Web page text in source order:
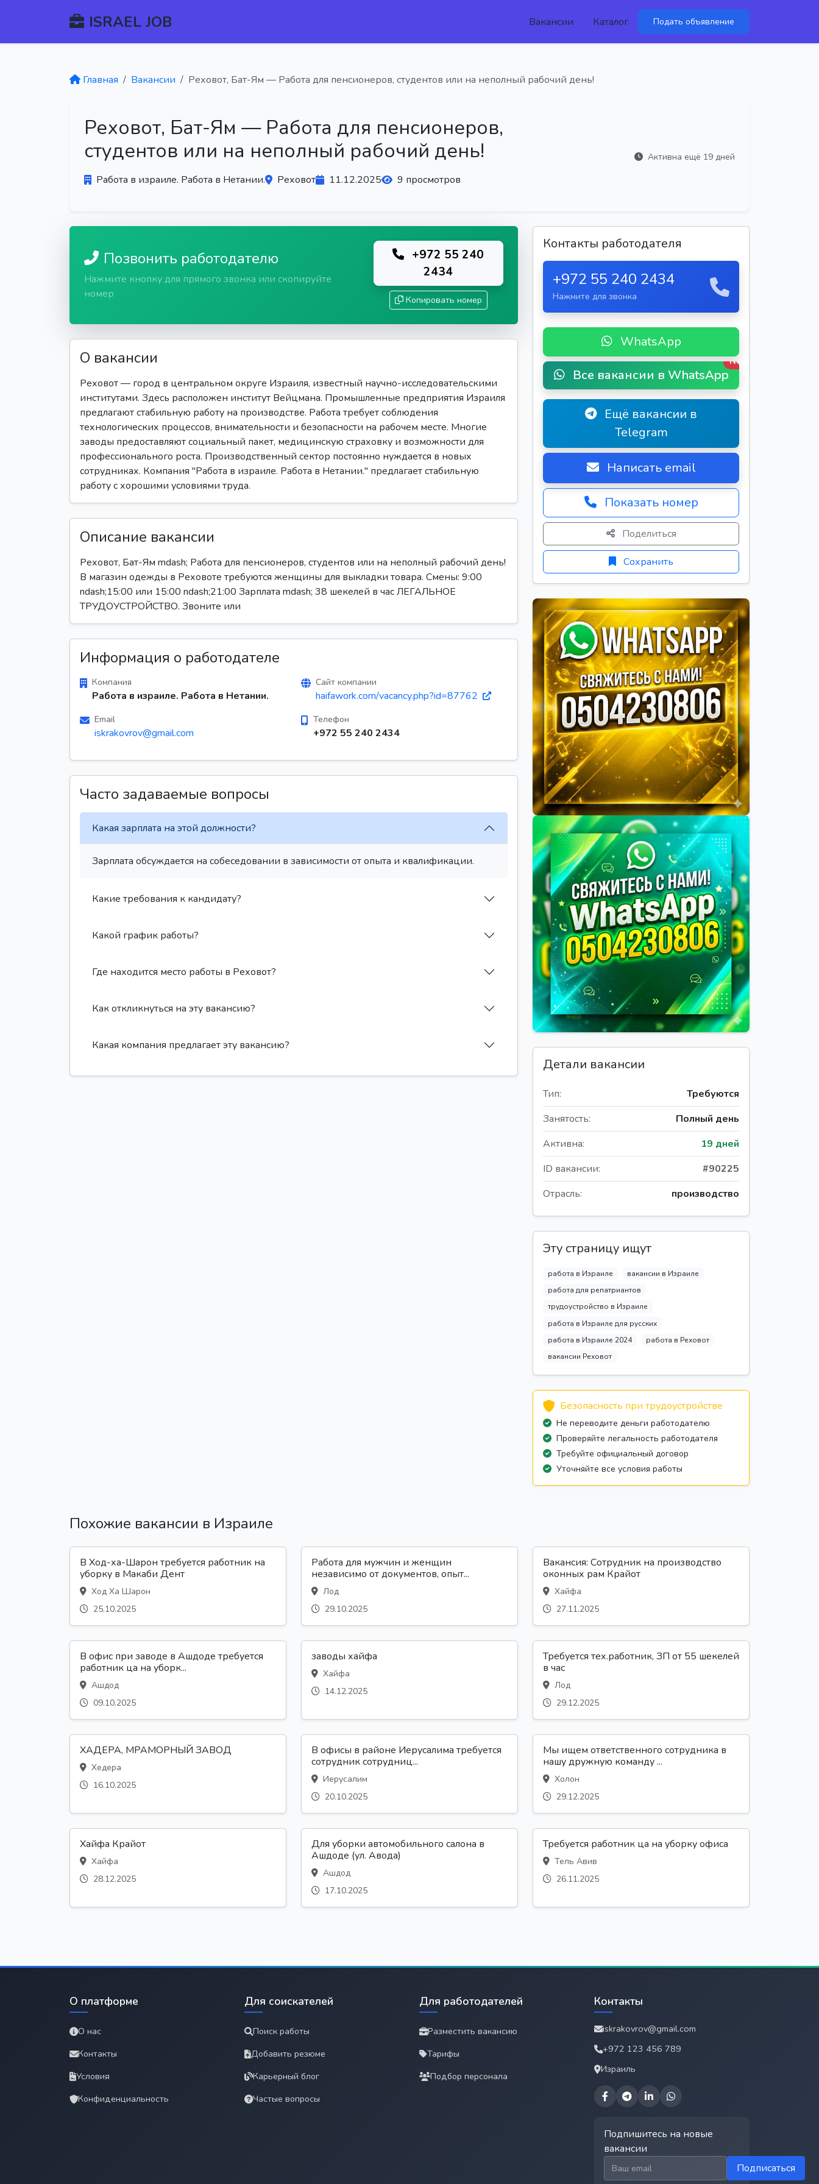
ISRAEL JOB Вакансии Каталог Подать объявление
Главная Вакансии Реховот, Бат-Ям — Работа для пенсионеров, студентов или на неполный рабочий день!
Реховот, Бат-Ям — Работа для пенсионеров,
студентов или на неполный рабочий день!
Работа в израиле. Работа в Нетании. Реховот 11.12.2025 9 просмотров
Активна ещё 19 дней
Позвонить работодателю
Нажмите кнопку для прямого звонка или скопируйте
номер
+972 55 240
2434
Копировать номер
О вакансии
Реховот — город в центральном округе Израиля, известный научно-исследовательскими
институтами. Здесь расположен институт Вейцмана. Промышленные предприятия Израиля
предлагают стабильную работу на производстве. Работа требует соблюдения
технологических процессов, внимательности и безопасности на рабочем месте. Многие
заводы предоставляют социальный пакет, медицинскую страховку и возможности для
профессионального роста. Производственный сектор постоянно нуждается в новых
сотрудниках. Компания "Работа в израиле. Работа в Нетании." предлагает стабильную
работу с хорошими условиями труда.
Описание вакансии
Реховот, Бат-Ям mdash; Работа для пенсионеров, студентов или на неполный рабочий день!
В магазин одежды в Реховоте требуются женщины для выкладки товара. Смены: 9:00
ndash;15:00 или 15:00 ndash;21:00 Зарплата mdash; 38 шекелей в час ЛЕГАЛЬНОЕ
ТРУДОУСТРОЙСТВО. Звоните или
Информация о работодателе
Компания
Работа в израиле. Работа в Нетании.
Сайт компании
haifawork.com/vacancy.php?id=87762
Email
iskrakovrov@gmail.com
Телефон
+972 55 240 2434
Часто задаваемые вопросы
Какая зарплата на этой должности?
Зарплата обсуждается на собеседовании в зависимости от опыта и квалификации.
Какие требования к кандидату?
Какой график работы?
Где находится место работы в Реховот?
Как откликнуться на эту вакансию?
Какая компания предлагает эту вакансию?
Контакты работодателя
+972 55 240 2434
Нажмите для звонка
WhatsApp
Все вакансии в WhatsApp
New
Ещё вакансии в
Telegram
Написать email
Показать номер
Поделиться
Сохранить
Детали вакансии
Тип:
Требуются
Занятость:
Полный день
Активна:
19 дней
ID вакансии:
#90225
Отрасль:
производство
Эту страницу ищут
работа в Израиле
вакансии в Израиле
работа для репатриантов
трудоустройство в Израиле
работа в Израиле для русских
работа в Израиле 2024
работа в Реховот
вакансии Реховот
Безопасность при трудоустройстве
Не переводите деньги работодателю
Проверяйте легальность работодателя
Требуйте официальный договор
Уточняйте все условия работы
Похожие вакансии в Израиле
В Ход-ха-Шарон требуется работник на
уборку в Макаби Дент
Ход Ха Шарон
25.10.2025
Работа для мужчин и женщин
независимо от документов, опыт...
Лод
29.10.2025
Вакансия: Сотрудник на производство
оконных рам Крайот
Хайфа
27.11.2025
В офис при заводе в Ашдоде требуется
работник ца на уборк...
Ашдод
09.10.2025
заводы хайфа
Хайфа
14.12.2025
Требуется тех.работник, ЗП от 55 шекелей
в час
Лод
29.12.2025
ХАДЕРА, МРАМОРНЫЙ ЗАВОД
Хедера
16.10.2025
В офисы в районе Иерусалима требуется
сотрудник сотрудниц...
Иерусалим
20.10.2025
Мы ищем ответственного сотрудника в
нашу дружную команду ...
Холон
29.12.2025
Хайфа Крайот
Хайфа
28.12.2025
Для уборки автомобильного салона в
Ашдоде (ул. Авода)
Ашдод
17.10.2025
Требуется работник ца на уборку офиса
Тель Авив
26.11.2025
О платформе
О нас
Контакты
Условия
Конфиденциальность
Для соискателей
Поиск работы
Добавить резюме
Карьерный блог
Частые вопросы
Для работодателей
Разместить вакансию
Тарифы
Подбор персонала
Контакты
iskrakovrov@gmail.com
+972 123 456 789
Израиль
Подпишитесь на новые
вакансии
Email для подписки
Подписаться